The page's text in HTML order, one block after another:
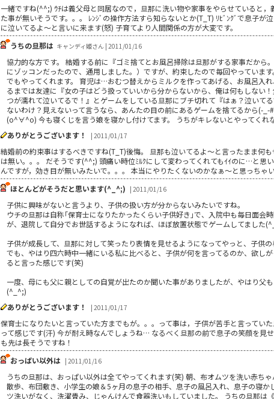
一緒ですね(^^;) ｳﾁは義父母と同居なので，旦那に洗い物や家事をやらせていると
た事が無いそうです。。。 ﾚﾝｼﾞの操作方法すら知らないとか(T_T) ﾘﾋﾞﾝｸﾞで息子
に泣いてるよ～と言いに来ます(怒) 子育てより人間関係の方が大変です。
うちの旦那は キャンディ姫さん | 2011/01/16
協力的な方です。 結婚する前に『ゴミ捨てとお風呂掃除は旦那がする家事だか
にゾッコンだったので、通用しました。）ですが、約束したので毎回やっていま
でもやってくれます。 育児は…おむつ替えからミルクを作ってあげる、お風呂入
るまでは友達に『女の子はどう扱っていいから分からないから、俺は何もしない
つが濡れて泣いてるで！』とゲームをしている旦那にブチ切れて『はぁ？泣いて
ないわけ？見えないって言うなら、あんたの目の前にあるゲームを捨てるから(-
(o^∀^o) 今も寝くじを言う娘を寝かし付けてます。 うちがキレないとやってく
ありがとうございます！
| 2011/01/17
結婚前の約束事はするべきですね(T_T)後悔。 旦那も泣いてるよ～と言ったまま何
は無い。。。 だそうです(^^;) 頭痛い時位ﾐﾙｸにして変わってくれてもｲｲのに…と思
んですが，効き目が無いみたいで。。。 本当にやりたくないのかなぁ～と思っちゃ
ほとんどがそうだと思います(^_^;) | 2011/01/16
子供に興味がないと言うより、子供の扱い方が分からないみたいですね。
ウチの旦那は自称｢保育士になりたかったくらい子供好き｣で、入院中も毎日面
が、退院して自分でお世話するようになれば、ほぼ放置状態でゲームしてました
子供が成長して、旦那に対して笑ったり表情を見せるようになってやっと、子供の
でも、やはり四六時中一緒にいる私に比べると、子供が何を言ってるのか、欲し
ると言った感じです(笑)
一度、母にも父に親としての自覚が出たのか聞いた事がありましたが、やはり父
(^_^;)
ありがとうございます！
| 2011/01/17
保育士になりたいと言っていた方までもが。。。って事は，子供が苦手と言ってい
って感じです(汗) 今が耐え時なんでしょうね… なるべく旦那の前で息子の笑顔を
も先は長そうですね！
おっぱい以外は | 2011/01/16
うちの旦那は、おっぱい以外は全てやってくれます(笑) 朝、布オムツを洗い赤ち
散歩、布団敷き、小学生の娘＆5ヶ月の息子の相手、息子の風呂入れ、息子の寝
ツ洗いがなく、洗濯畳み、じゃんけんで食器洗いもしていました。 うちの旦那は